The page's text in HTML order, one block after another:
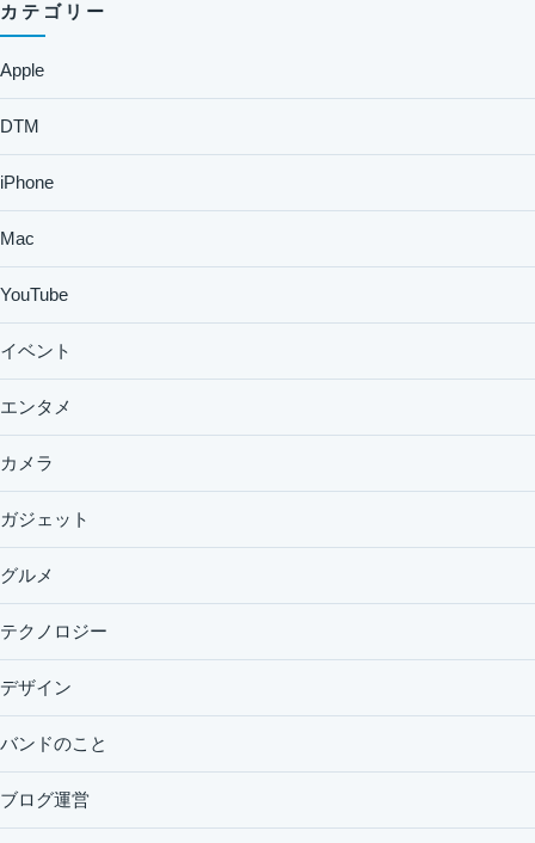
カテゴリー
Apple
DTM
iPhone
Mac
YouTube
イベント
エンタメ
カメラ
ガジェット
グルメ
テクノロジー
デザイン
バンドのこと
ブログ運営